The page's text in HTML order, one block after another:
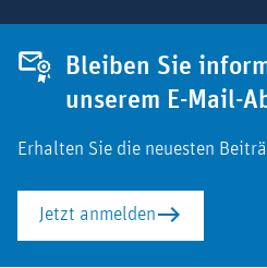
Bleiben Sie
unserem E-Mail-
Erhalten Sie die neuesten
Jetzt anmelden